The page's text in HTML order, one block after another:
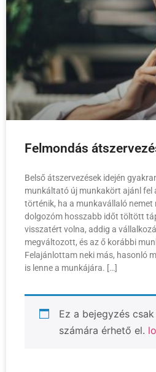
Felmondás
Belső átszervezések idején
munkáltató új munkakört ajánl fel
történik, ha a munkavállaló nemet
dolgozóm hosszabb időt töltött
visszatért volna, addig a
megváltozott, és az ő korábbi
Felajánlottam neki más, hasonló
is lenne a munkájára. […]
Ez a bejegyzés
számára érhető el.